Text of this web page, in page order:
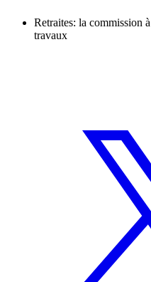
Retraites: la commission
travaux